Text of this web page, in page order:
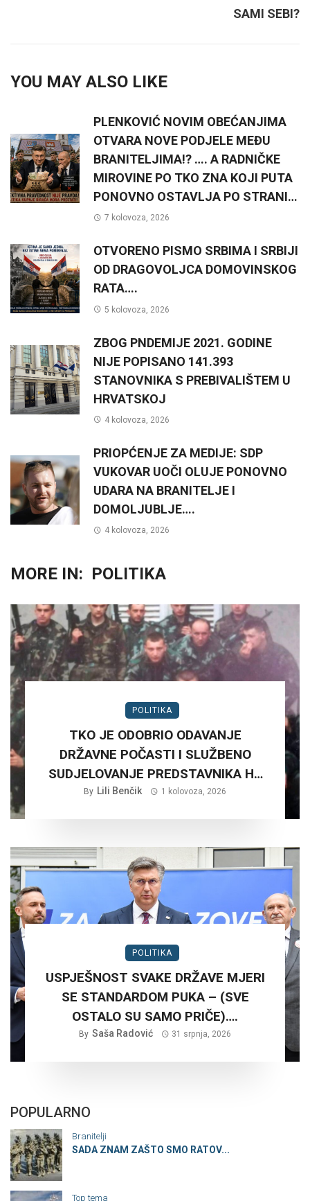
SAMI SEBI?
YOU MAY ALSO LIKE
PLENKOVIĆ NOVIM OBEĆANJIMA
OTVARA NOVE PODJELE MEĐU
BRANITELJIMA!? …. A RADNIČKE
MIROVINE PO TKO ZNA KOJI PUTA
PONOVNO OSTAVLJA PO STRANI…
7 kolovoza, 2026
OTVORENO PISMO SRBIMA I SRBIJI
OD DRAGOVOLJCA DOMOVINSKOG
RATA….
5 kolovoza, 2026
ZBOG PNDEMIJE 2021. GODINE
NIJE POPISANO 141.393
STANOVNIKA S PREBIVALIŠTEM U
HRVATSKOJ
4 kolovoza, 2026
PRIOPĆENJE ZA MEDIJE: SDP
VUKOVAR UOČI OLUJE PONOVNO
UDARA NA BRANITELJE I
DOMOLJUBLJE….
4 kolovoza, 2026
MORE IN: POLITIKA
POLITIKA
TKO JE ODOBRIO ODAVANJE
DRŽAVNE POČASTI I SLUŽBENO
SUDJELOVANJE PREDSTAVNIKA HV
NA RUŠNJAKU KOD BADERNE 27,
By Lili Benčik 1 kolovoza, 2026
POLITIKA
USPJEŠNOST SVAKE DRŽAVE MJERI
SE STANDARDOM PUKA – (SVE
OSTALO SU SAMO PRIČE)….
By Saša Radović 31 srpnja, 2026
POPULARNO
Branitelji
SADA ZNAM ZAŠTO SMO RATOV...
Top tema